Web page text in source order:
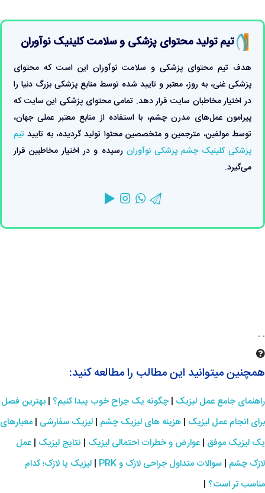
تیم تولید محتوای پزشکی و سلامت کلینیک نوآوران
هدف تیم محتوای پزشکی و سلامت نوآوران این است که محتوای
پزشکی غنی، به روز، معتبر و تایید شده توسط منابع پزشکی بزرگ دنیا را
در اختیار مخاطبان سایت قرار دهد. تمامی محتوای پزشکی این سایت که
پیرامون عمل‌های مدرن چشم، با استفاده از منابع معتبر عملی جهان،
توسط مولفین، مترجمین و متخصصین محتوا تولید گردیده، به تایید تیم
پزشکی کلینیک چشم پزشکی نوآوران رسیده و در اختیار مخاطبین قرار
می‌گیرد.
. .
همچنین میتوانید این مطالب را مطالعه کنید:
راهنمای جامع عمل لیزیک | چگونه یک جراح خوب پیدا کنیم؟ | بهترین فصل
برای انجام عمل لیزیک | هزینه های لیزیک چشم | لیزیک سفارشی | معیارهای
یک لیزیک موفق | عوارض و خطرات احتمالی لیزیک | نتایج لیزیک | عمل
لازک چشم | سوالات متداول جراحی لازک و PRK | لیزیک یا لازک؛ کدام
مناسب تر است؟ |